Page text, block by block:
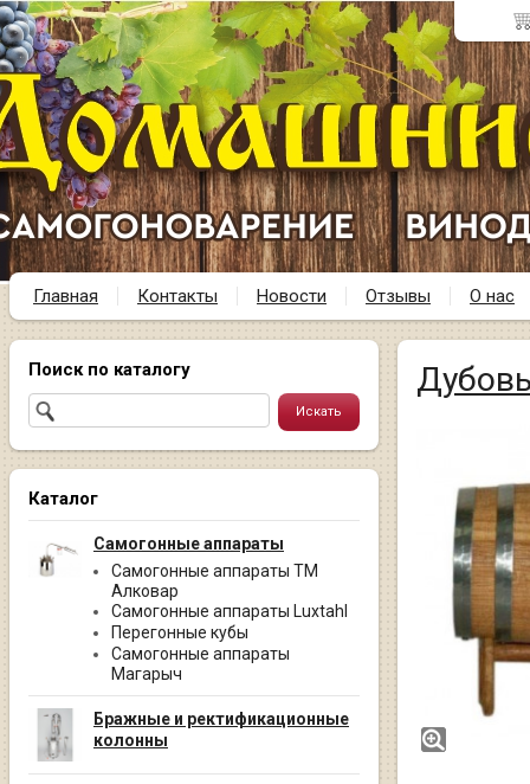
Главная Контакты Новости Отзывы О нас
Поиск по каталогу
Каталог
Самогонные аппараты
Самогонные аппараты ТМ
Алковар
Самогонные аппараты Luxtahl
Перегонные кубы
Самогонные аппараты
Магарыч
Бражные и ректификационные
колонны